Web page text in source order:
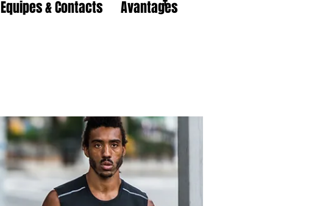
Equipes & Contacts Avantages